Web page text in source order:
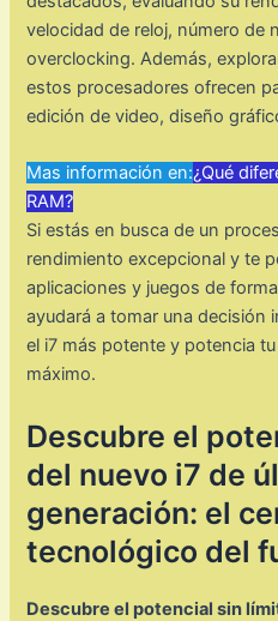
velocidad de reloj, número de
overclocking. Además,
estos procesadores ofrecen
edición de video, diseño
Mas información en:¿Qué
RAM?
Si estás en busca de un
rendimiento excepcional y te
aplicaciones y juegos de
ayudará a tomar una decisión
el i7 más potente y potencia
máximo.
Descubre el
del nuevo i7 de
generación: el
tecnológico del
Descubre el potencial sin